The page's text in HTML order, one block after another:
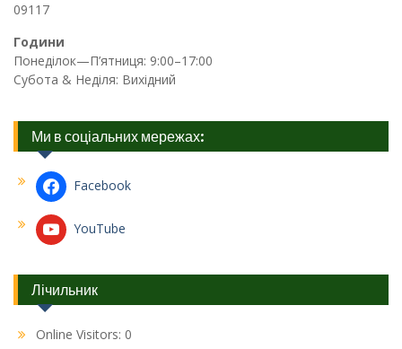
09117
Години
Понеділок—П’ятниця: 9:00–17:00
Субота & Неділя: Вихідний
Ми в соціальних мережах:
Facebook
YouTube
Лічильник
Online Visitors: 0